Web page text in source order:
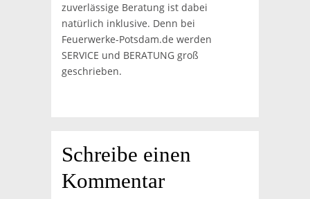
zuverlässige Beratung ist dabei
natürlich inklusive. Denn bei
Feuerwerke-Potsdam.de werden
SERVICE und BERATUNG groß
geschrieben.
Schreibe einen
Kommentar